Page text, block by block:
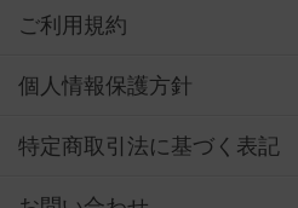
ご利用規約
個人情報保護方針
特定商取引法に基づく表記